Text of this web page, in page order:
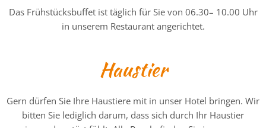
Das Frühstücksbuffet ist täglich für Sie von 06.30– 10.00 Uhr
in unserem Restaurant angerichtet.
Haustier
Gern dürfen Sie Ihre Haustiere mit in unser Hotel bringen. Wir
bitten Sie lediglich darum, dass sich durch Ihr Haustier